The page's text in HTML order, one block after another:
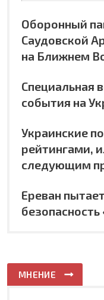
Оборонный
Саудовской
на Ближнем
Специальная
события на
Украинские
рейтингами,
следующим
Ереван
МНЕНИЕ